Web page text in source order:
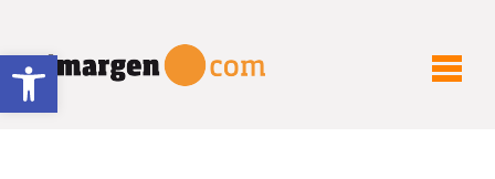
Abrir barra de herramientas